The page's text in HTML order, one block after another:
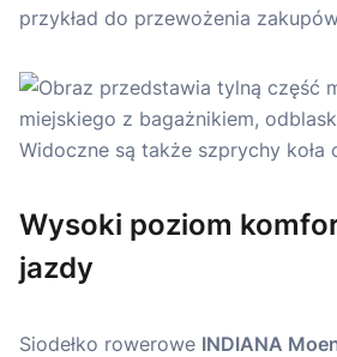
przykład do przewożenia
Wysoki poziom
jazdy
Siodełko rowerowe INDIANA